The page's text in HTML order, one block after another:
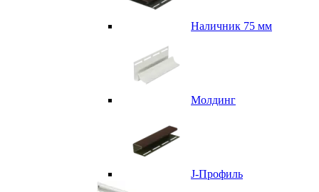
Наличник 75 мм
Молдинг
J-Профиль